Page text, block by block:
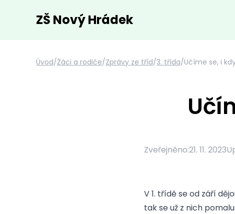
ZŠ Nový Hrádek
Úvod/Žáci a rodiče/Zprávy ze tříd/3. třída/Učíme se, i
Zveřejněno:21. 11. 2023
V 1. třídě se od září
tak se už z nich